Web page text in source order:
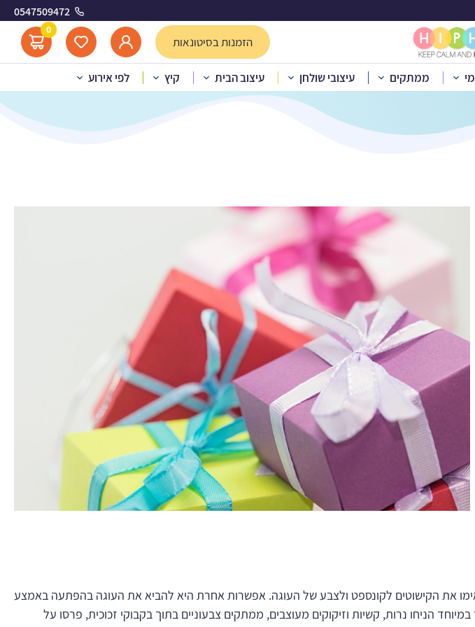
0547509472
הזמנות בסיטונאות
0
ממתקים עיצובי שולחן עיצוב הבית קיץ לפי אירוע יום הולדת בלתי נשכחת
את הקישוטים לקונספט ולצבע של העוגה. אפשרות אחרת היא להביא את העוגה בהפתעה באמצע
הניחו נרות, קשיות וזיקוקים מעוצבים, ממתקים צבעוניים בתוך בקבוקי זכוכית, פרסו על